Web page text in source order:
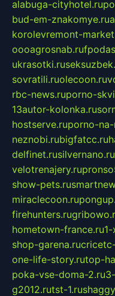
alabuga-cityhotel.ru
bud-em-znakomye.ru
korolevremont-
oooagrosnab.ru
ukrasotki.ru
sovratili.ruolecoon.ru
rbc-news.ruporno-
13autor-kolonka.ru
hostserve.ruporno-
neznobi.rubigfatcc.ru
delfinet.rusilvernano.ru
velotrenajery.ru
show-pets.ru
miraclecoon.ru
firehunters.ru
hometown-france.ru
shop-garena.ru
one-life-story.rutop-
poka-vse-doma-2.ru
g2012.rutst-1.ru